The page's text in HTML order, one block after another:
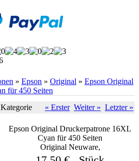
» Epson » Original » Epson Original
für 450 Seiten
« Erster Weiter » Letzter »
Epson Original Druckerpatrone 16XL
Cyan für 450 Seiten
Original Neuware,